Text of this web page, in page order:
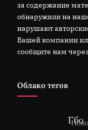
за содержание
обнаружили на
нарушают
Вашей компании
сообщите нам
Облако тегов